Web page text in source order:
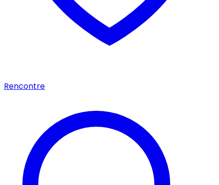
Rencontre